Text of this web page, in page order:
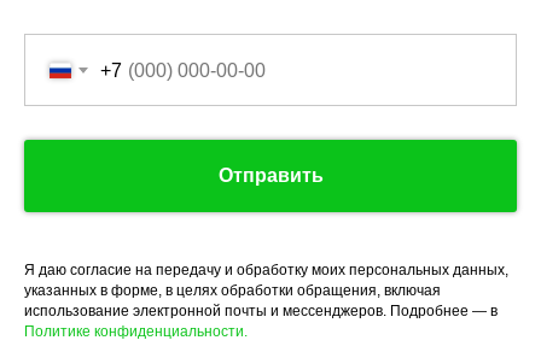
+7
Отправить
Я даю согласие на передачу и обработку моих персональных данных,
указанных в форме, в целях обработки обращения, включая
использование электронной почты и мессенджеров. Подробнее — в
Политике конфиденциальности.